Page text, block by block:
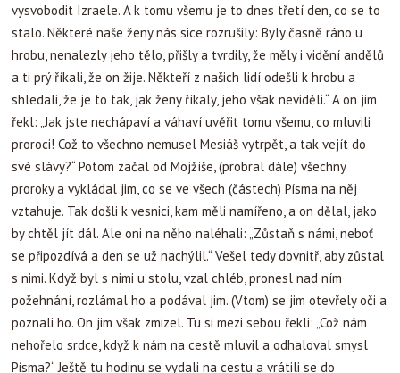
vysvobodit Izraele. A k tomu všemu je to dnes třetí den, co se to
stalo. Některé naše ženy nás sice rozrušily: Byly časně ráno u
hrobu, nenalezly jeho tělo, přišly a tvrdily, že měly i vidění andělů
a ti prý říkali, že on žije. Někteří z našich lidí odešli k hrobu a
shledali, že je to tak, jak ženy říkaly, jeho však neviděli.“ A on jim
řekl: „Jak jste nechápaví a váhaví uvěřit tomu všemu, co mluvili
proroci! Což to všechno nemusel Mesiáš vytrpět, a tak vejít do
své slávy?“ Potom začal od Mojžíše, (probral dále) všechny
proroky a vykládal jim, co se ve všech (částech) Písma na něj
vztahuje. Tak došli k vesnici, kam měli namířeno, a on dělal, jako
by chtěl jít dál. Ale oni na něho naléhali: „Zůstaň s námi, neboť
se připozdívá a den se už nachýlil.“ Vešel tedy dovnitř, aby zůstal
s nimi. Když byl s nimi u stolu, vzal chléb, pronesl nad ním
požehnání, rozlámal ho a podával jim. (Vtom) se jim otevřely oči a
poznali ho. On jim však zmizel. Tu si mezi sebou řekli: „Což nám
nehořelo srdce, když k nám na cestě mluvil a odhaloval smysl
Písma?“ Ještě tu hodinu se vydali na cestu a vrátili se do